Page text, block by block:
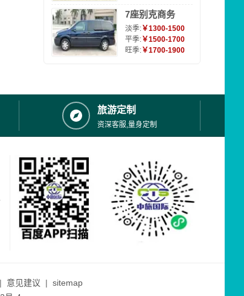
7座别克商务
淡季:￥1300-1500
平季:￥1500-1700
旺季:￥1700-1900
旅游定制
资深客服,量身定制
| 意见建议 | sitemap